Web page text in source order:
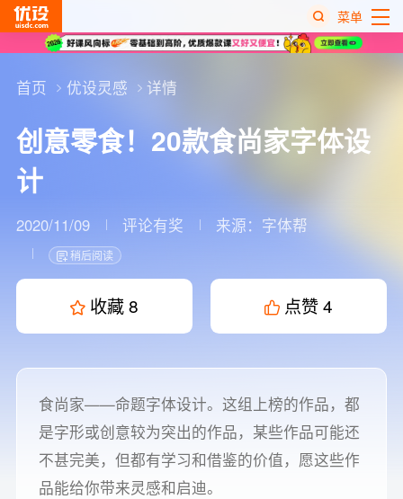
菜单
首页 优设灵感 详情
创意零食！20款食尚家字体设
计
2020/11/09 评论有奖 来源： 字体帮
稍后阅读
收藏8 点赞4
食尚家——命题字体设计。这组上榜的作品，都
是字形或创意较为突出的作品，某些作品可能还
不甚完美，但都有学习和借鉴的价值，愿这些作
品能给你带来灵感和启迪。